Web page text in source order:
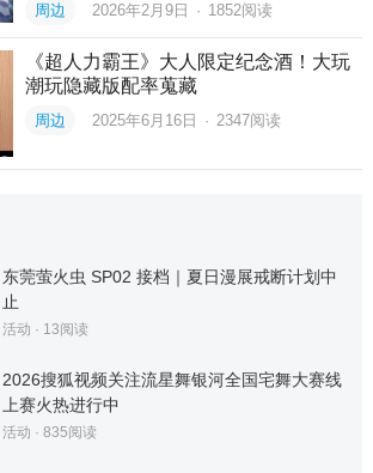
周边 2026年2月9日 · 1852阅读
《超人力霸王》大人限定纪念酒！大玩
潮玩隐藏版配率蒐藏
周边 2025年6月16日 · 2347阅读
东莞萤火虫 SP02 接档｜夏日漫展戒断计划中
止
活动 · 13阅读
2026搜狐视频关注流星舞银河全国宅舞大赛线
上赛火热进行中
活动 · 835阅读